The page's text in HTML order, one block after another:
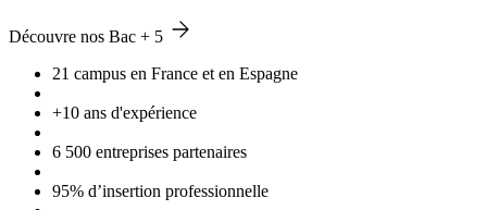
Découvre nos Bac + 5
21 campus en France et en Espagne
+10 ans d'expérience
6 500 entreprises partenaires
95% d’insertion professionnelle